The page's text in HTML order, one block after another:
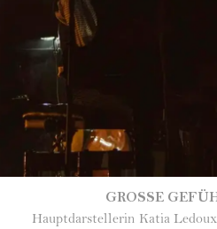
GROSSE
Hauptdarstellerin Katia